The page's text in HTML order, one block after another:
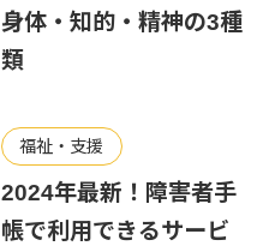
身体・知的・精神の3種
類
福祉・支援
2024年最新！障害者手
帳で利用できるサービ